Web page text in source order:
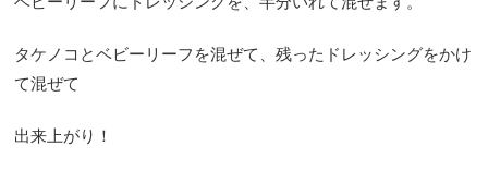
タケノコとベビーリーフを混ぜて、残ったドレッシングをかけ
て混ぜて
出来上がり！